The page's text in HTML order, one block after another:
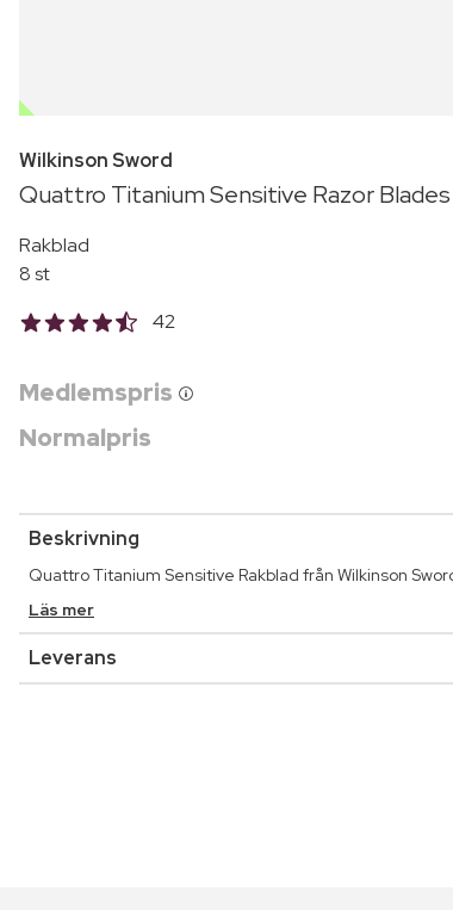
OUTLET
Wilkinson Sword
Quattro Titanium Sensitive Razor Blades
Rakblad
8 st
42
Medlemspris
Normalpris
Beskrivning
Quattro Titanium Sensitive Rakblad från Wilkinson
Läs mer
Leverans